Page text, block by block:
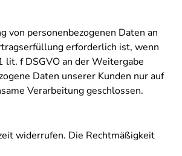
personenbezogenen Daten an
erforderlich ist, wenn
f DSGVO an der Weitergabe
Daten unserer Kunden nur auf
Verarbeitung geschlossen.
widerrufen. Die Rechtmäßigkeit